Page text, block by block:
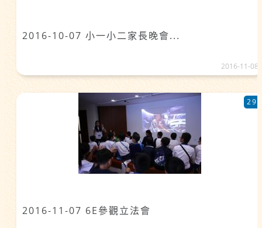
2016-10-07 小一小二家長晚會...
2016-11-08
2016-11-07 6E參觀立法會
29